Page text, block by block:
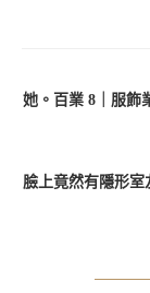
她。百業 8｜服飾
臉上竟然有隱形